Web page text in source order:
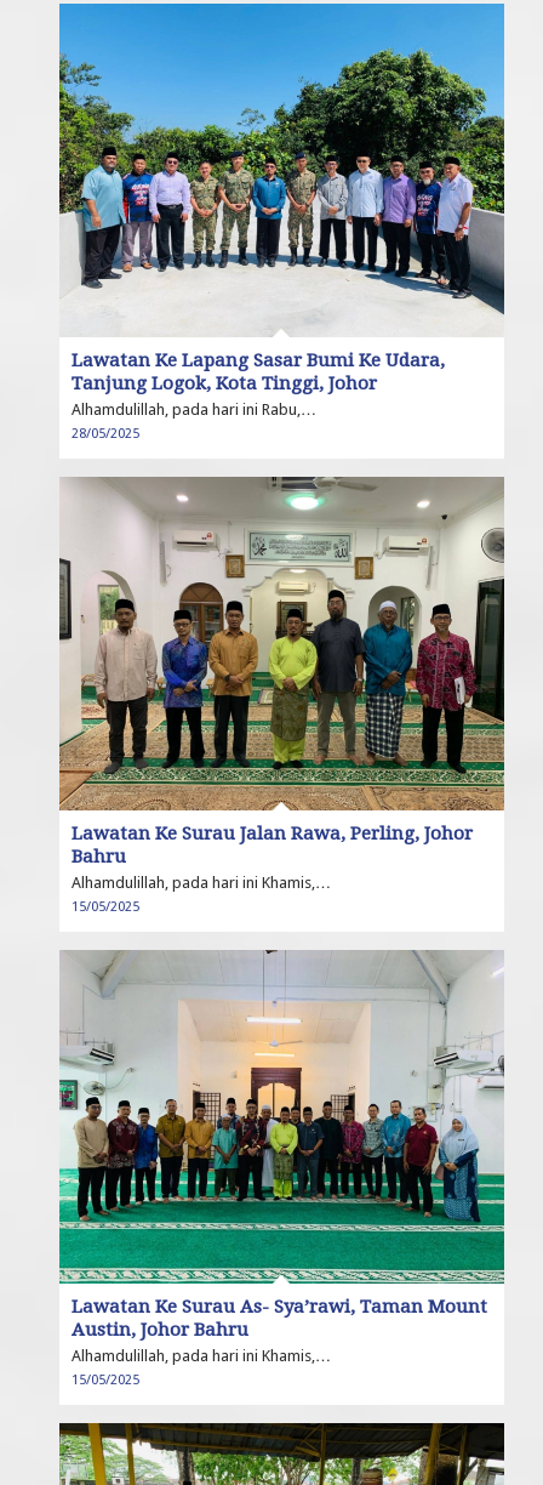
Lawatan Ke Lapang Sasar Bumi Ke Udara,
Tanjung Logok, Kota Tinggi, Johor
Alhamdulillah, pada hari ini Rabu,…
28/05/2025
Lawatan Ke Surau Jalan Rawa, Perling, Johor
Bahru
Alhamdulillah, pada hari ini Khamis,…
15/05/2025
Lawatan Ke Surau As- Sya’rawi, Taman Mount
Austin, Johor Bahru
Alhamdulillah, pada hari ini Khamis,…
15/05/2025